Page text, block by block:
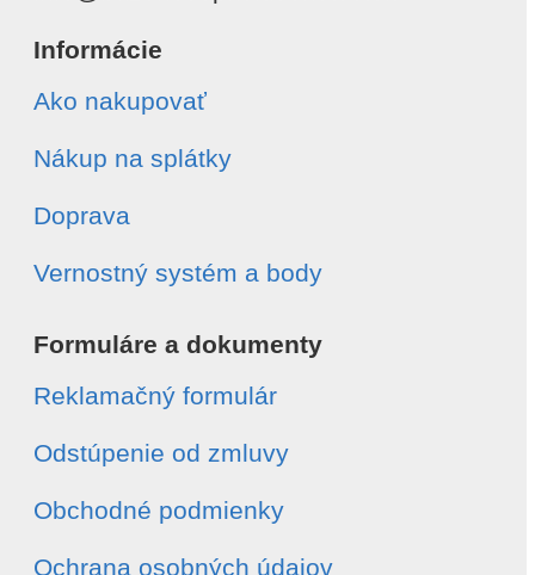
Informácie
Ako nakupovať
Nákup na splátky
Doprava
Vernostný systém a body
Formuláre a dokumenty
Reklamačný formulár
Odstúpenie od zmluvy
Obchodné podmienky
Ochrana osobných údajov